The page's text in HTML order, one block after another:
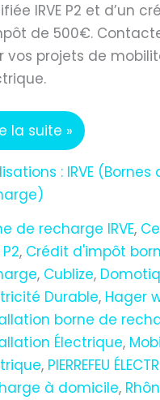
IRVE P2 et d’un
de 500€.
vos projets de
la suite »
: IRVE (Bornes
de recharge IRVE,
P2, Crédit d'impôt
, Cublize,
Durable, Hager
borne de
Électrique,
, PIERREFEU
à domicile,